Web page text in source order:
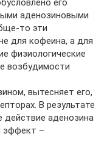
его
аденозиновыми
то эти
для кофеина, а для
физиологические
возбудимости
вытесняет его,
В результате
аденозина
эффект –